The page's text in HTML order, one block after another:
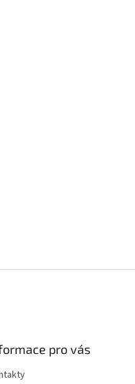
pro vás